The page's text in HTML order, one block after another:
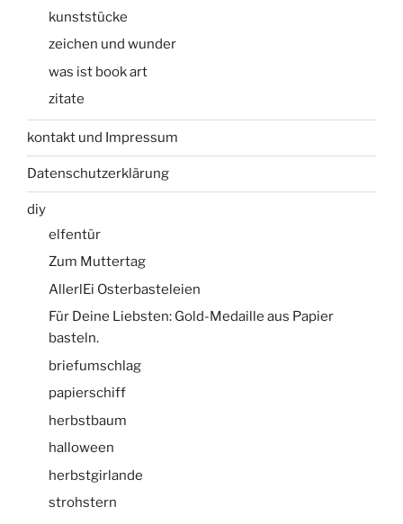
kunststücke
zeichen und wunder
was ist book art
zitate
kontakt und Impressum
Datenschutzerklärung
diy
elfentür
Zum Muttertag
AllerlEi Osterbasteleien
Für Deine Liebsten: Gold-Medaille aus Papier
basteln.
briefumschlag
papierschiff
herbstbaum
halloween
herbstgirlande
strohstern